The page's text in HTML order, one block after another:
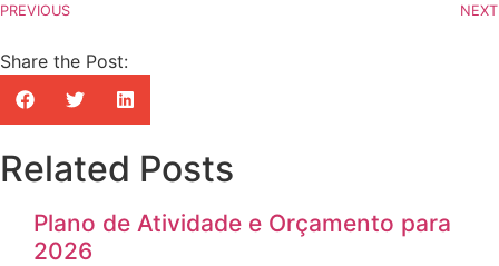
PREVIOUS NEXT
Share the Post:
Related Posts
Plano de Atividade e Orçamento para
2026